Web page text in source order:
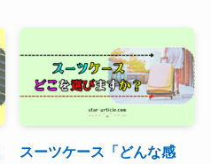
スーツケース「どんな感